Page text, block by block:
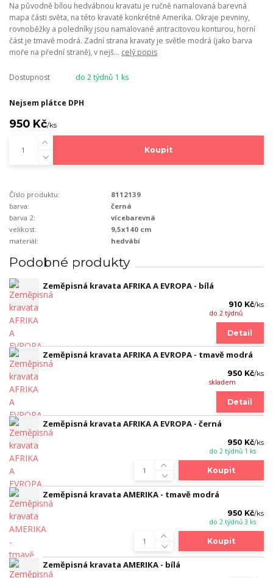
Na původně bílou hedvábnou kravatu je ručně namalovaná barevná
mapa části světa, na této kravatě konkrétně Amerika. Okraje pevniny,
rovnoběžky a poledníky jsou namalované antracitovou konturou, horní
část je tmavě modrá. Zadní strana kravaty je světle modrá (jako barva
moře na přední straně), v nejš... celý popis
Dostupnost do 2 týdnů 1 ks
Nejsem plátce DPH
950 Kč/ks
Koupit
Číslo produktu:
8112139
barva:
černá
barva 2:
vícebarevná
velikost:
9,5x140 cm
materiál:
hedvábí
Podobné produkty
Zeměpisná kravata AFRIKA A EVROPA - bílá
910 Kč/ks
do 2 týdnů
Detail
Zeměpisná kravata AFRIKA A EVROPA - tmavě modrá
950 Kč/ks
skladem
Detail
Zeměpisná kravata AFRIKA A EVROPA - černá
950 Kč/ks
do 2 týdnů 1 ks
Koupit
Zeměpisná kravata AMERIKA - tmavě modrá
950 Kč/ks
do 2 týdnů 3 ks
Koupit
Zeměpisná kravata AMERIKA - bílá